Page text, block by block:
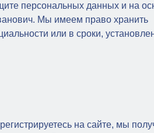
персональных данных и на
Мы имеем право хранить
или в сроки,
на сайте, мы